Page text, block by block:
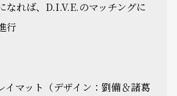
れば、D.I.V.E.のマッチングに
行
イマット（デザイン：劉備＆諸葛